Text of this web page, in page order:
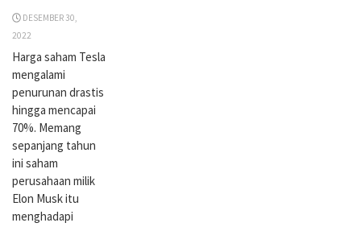
DESEMBER 30,
2022
Harga saham Tesla
mengalami
penurunan drastis
hingga mencapai
70%. Memang
sepanjang tahun
ini saham
perusahaan milik
Elon Musk itu
menghadapi